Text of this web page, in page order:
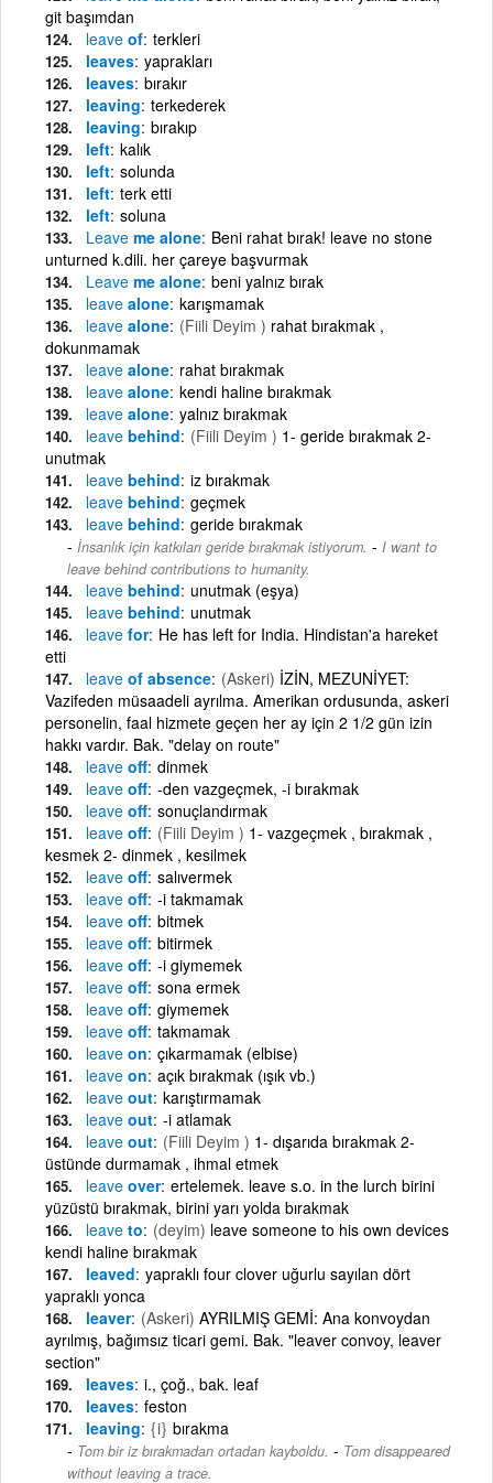
git başımdan
leave of terkleri
leaves yaprakları
leaves bırakır
leaving terkederek
leaving bırakıp
left kalık
left solunda
left terk etti
left soluna
Leave me alone Beni rahat bırak! leave no stone
unturned k.dili. her çareye başvurmak
Leave me alone beni yalnız bırak
leave alone karışmamak
leave alone (Fiili Deyim ) rahat bırakmak ,
dokunmamak
leave alone rahat bırakmak
leave alone kendi haline bırakmak
leave alone yalnız bırakmak
leave behind (Fiili Deyim ) 1- geride bırakmak 2-
unutmak
leave behind iz bırakmak
leave behind geçmek
leave behind geride bırakmak
İnsanlık için katkıları geride bırakmak istiyorum. - I want to
leave behind contributions to humanity.
leave behind unutmak (eşya)
leave behind unutmak
leave for He has left for India. Hindistan'a hareket
etti
leave of absence (Askeri) İZİN, MEZUNİYET:
Vazifeden müsaadeli ayrılma. Amerikan ordusunda, askeri
personelin, faal hizmete geçen her ay için 2 1/2 gün izin
hakkı vardır. Bak. "delay on route"
leave off dinmek
leave off -den vazgeçmek, -i bırakmak
leave off sonuçlandırmak
leave off (Fiili Deyim ) 1- vazgeçmek , bırakmak ,
kesmek 2- dinmek , kesilmek
leave off salıvermek
leave off -i takmamak
leave off bitmek
leave off bitirmek
leave off -i giymemek
leave off sona ermek
leave off giymemek
leave off takmamak
leave on çıkarmamak (elbise)
leave on açık bırakmak (ışık vb.)
leave out karıştırmamak
leave out -i atlamak
leave out (Fiili Deyim ) 1- dışarıda bırakmak 2-
üstünde durmamak , ihmal etmek
leave over ertelemek. leave s.o. in the lurch birini
yüzüstü bırakmak, birini yarı yolda bırakmak
leave to (deyim) leave someone to his own devices
kendi haline bırakmak
leaved yapraklı four clover uğurlu sayılan dört
yapraklı yonca
leaver (Askeri) AYRILMIŞ GEMİ: Ana konvoydan
ayrılmış, bağımsız ticari gemi. Bak. "leaver convoy, leaver
section"
leaves i., çoğ., bak. leaf
leaves feston
leaving {i} bırakma
Tom bir iz bırakmadan ortadan kayboldu. - Tom disappeared
without leaving a trace.